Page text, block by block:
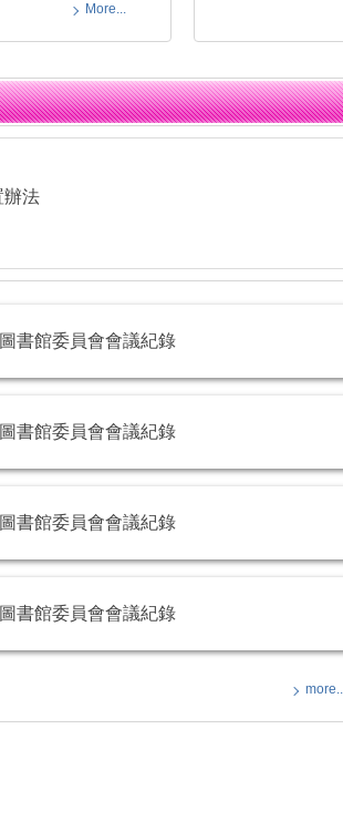
More...
辦法
書館委員會會議紀錄
書館委員會會議紀錄
書館委員會會議紀錄
書館委員會會議紀錄